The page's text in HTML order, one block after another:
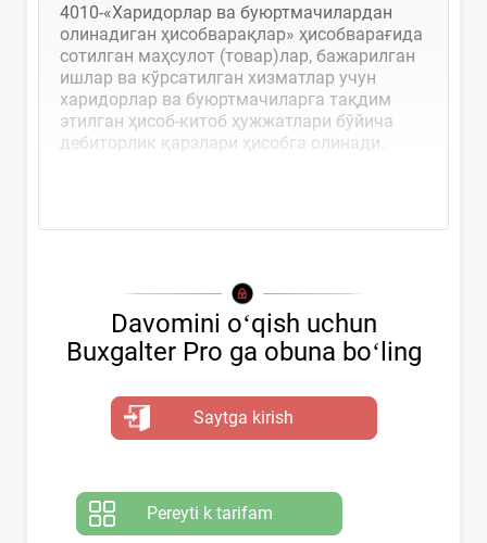
4010-«Харидорлар ва буюртмачилардан
олинадиган ҳисобварақлар» ҳисобварағида
сотилган маҳсулот (товар)лар, бажарилган
ишлар ва кўрсатилган хизматлар учун
харидорлар ва буюртмачиларга тақдим
этилган ҳисоб-китоб ҳужжатлари бўйича
дебиторлик қарзлари ҳисобга олинади.
Davomini oʻqish uchun
Buxgalter Pro ga obuna boʻling
Saytga kirish
Pereyti k tarifam